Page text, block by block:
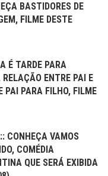
BASTIDORES DE
FILME DESTE
É TARDE PARA
RELAÇÃO ENTRE PAI E
PAI PARA FILHO, FILME
CONHEÇA VAMOS
COMÉDIA
QUE SERÁ EXIBIDA